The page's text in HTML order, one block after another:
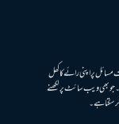
مسائل پر اپنی رائے کا کھل
جو بھی ویب سائٹ پر لکھنے
ہے۔